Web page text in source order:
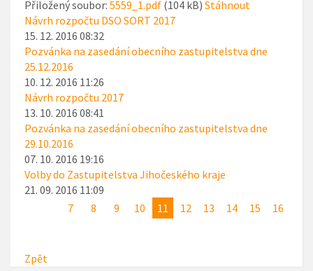
Přiložený soubor: 5559_1.pdf (104 kB) Stáhnout
Návrh rozpočtu DSO SORT 2017
15. 12. 2016 08:32
Pozvánka na zasedání obecního zastupitelstva dne
25.12.2016
10. 12. 2016 11:26
Návrh rozpočtu 2017
13. 10. 2016 08:41
Pozvánka na zasedání obecního zastupitelstva dne
29.10.2016
07. 10. 2016 19:16
Volby do Zastupitelstva Jihočeského kraje
21. 09. 2016 11:09
7
8 9 10 11 12 13 14 15 16
Zpět